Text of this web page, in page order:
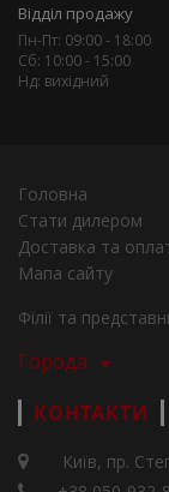
Відділ продажу
Пн-Пт: 09:00 - 18:00
Сб: 10:00 - 15:00
Нд: вихідний
Головна
Стати дилером
Доставка та
Мапа сайту
Філії та
Города
КОНТАКТИ
Київ, пр.